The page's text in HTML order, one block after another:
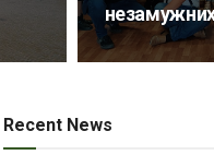
Recent News